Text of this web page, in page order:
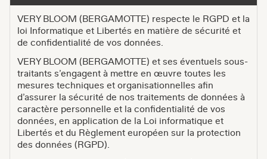
VERY BLOOM (BERGAMOTTE) respecte le RGPD et la
loi Informatique et Libertés en matière de sécurité et
de confidentialité de vos données.
VERY BLOOM (BERGAMOTTE) et ses éventuels sous-
traitants s’engagent à mettre en œuvre toutes les
mesures techniques et organisationnelles afin
d’assurer la sécurité de nos traitements de données à
caractère personnelle et la confidentialité de vos
données, en application de la Loi informatique et
Libertés et du Règlement européen sur la protection
des données (RGPD).